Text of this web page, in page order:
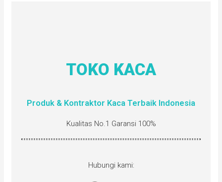
TOKO KACA
Produk & Kontraktor Kaca Terbaik Indonesia
Kualitas No.1 Garansi 100%
Hubungi kami: